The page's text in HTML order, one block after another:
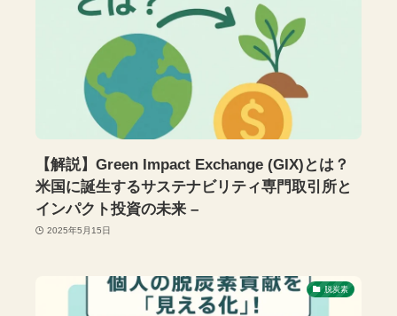
【解説】Green Impact Exchange (GIX)とは？
米国に誕生するサステナビリティ専門取引所と
インパクト投資の未来 –
2025年5月15日
脱炭素